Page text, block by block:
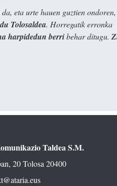
eta urte hauen guztien ondoren,
Tolosaldea. Horregatik erronka
harpidedun berribehar ditugu.
Taldea S.M.
20 Tolosa 20400